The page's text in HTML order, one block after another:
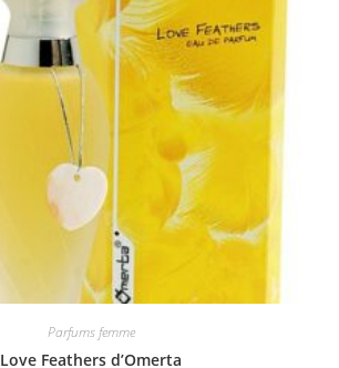
Parfums femme
Love Feathers d’Omerta